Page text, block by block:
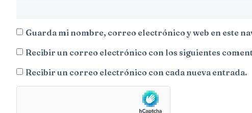
Guarda mi nombre, correo electrónico y web en este
Recibir un correo electrónico con los siguientes
Recibir un correo electrónico con cada nueva entrada.